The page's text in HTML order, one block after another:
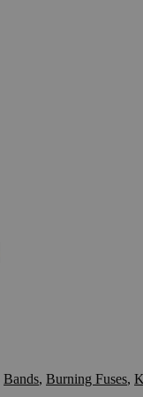
Bands, Burning Fuses,